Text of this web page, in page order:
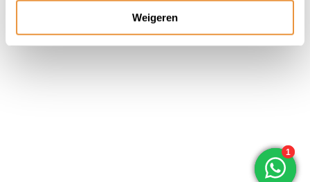
Weigeren